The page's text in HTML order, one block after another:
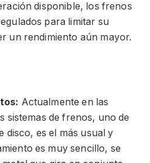
disponible, los frenos
para limitar su
un rendimiento aún mayor.
Actualmente en las
sistemas de frenos, uno de
disco, es el más usual y
es muy sencillo, se